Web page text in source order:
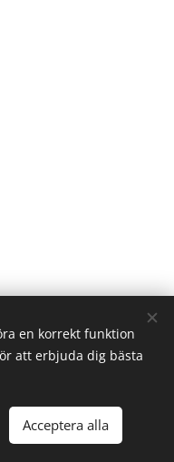
© 2023
en korrekt funktion
att erbjuda dig bästa
Acceptera alla